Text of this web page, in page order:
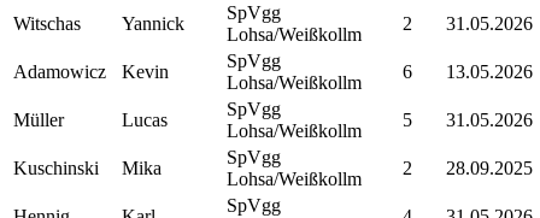
Witschas Yannick
SpVgg
Lohsa/Weißkollm
2 31.05.2026
Adamowicz Kevin
SpVgg
Lohsa/Weißkollm
6 13.05.2026
Müller Lucas
SpVgg
Lohsa/Weißkollm
5 31.05.2026
Kuschinski Mika
SpVgg
Lohsa/Weißkollm
2 28.09.2025
SpVgg